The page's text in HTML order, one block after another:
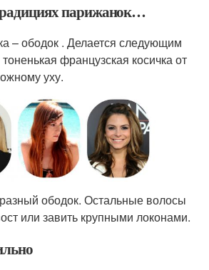
парижанок…
– ободок . Делается следующим
французская косичка от
уху.
ободок. Остальные волосы
или завить крупными локонами.